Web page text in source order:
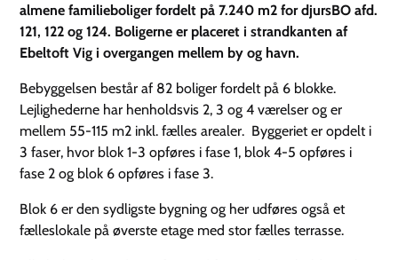
almene familieboliger fordelt på 7.240 m2 for djursBO afd.
121, 122 og 124. Boligerne er placeret i strandkanten af
Ebeltoft Vig i overgangen mellem by og havn.
Bebyggelsen består af 82 boliger fordelt på 6 blokke.
Lejlighederne har henholdsvis 2, 3 og 4 værelser og er
mellem 55-115 m2 inkl. fælles arealer. Byggeriet er opdelt i
3 faser, hvor blok 1-3 opføres i fase 1, blok 4-5 opføres i
fase 2 og blok 6 opføres i fase 3.
Blok 6 er den sydligste bygning og her udføres også et
fælleslokale på øverste etage med stor fælles terrasse.